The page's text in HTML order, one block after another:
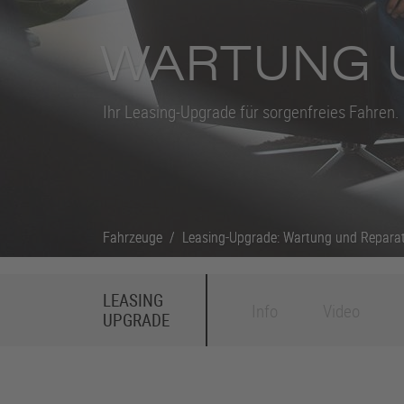
Fahrzeuge / Leasing-Upgrade: Wartung und
WARTUNG
Ihr Leasing-Upgrade für sorgenfreies Fahren.
Fahrzeuge / Leasing-Upgrade: Wartung und
LEASING
UPGRADE